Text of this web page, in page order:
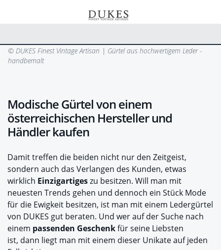
© DUKES Finest Vintage Artisan | Gürtel aus hochwertigem Leder -
handbemalt
Modische Gürtel von einem
österreichischen Hersteller und
Händler kaufen
Damit treffen die beiden nicht nur den Zeitgeist,
sondern auch das Verlangen des Kunden, etwas
wirklich Einzigartigeszu besitzen. Will man mit
neuesten Trends gehen und dennoch ein Stück Mode
für die Ewigkeit besitzen, ist man mit einem Ledergürtel
von DUKES gut beraten. Und wer auf der Suche nach
einem passenden Geschenkfür seine Liebsten
ist, dann liegt man mit einem dieser Unikate auf jeden